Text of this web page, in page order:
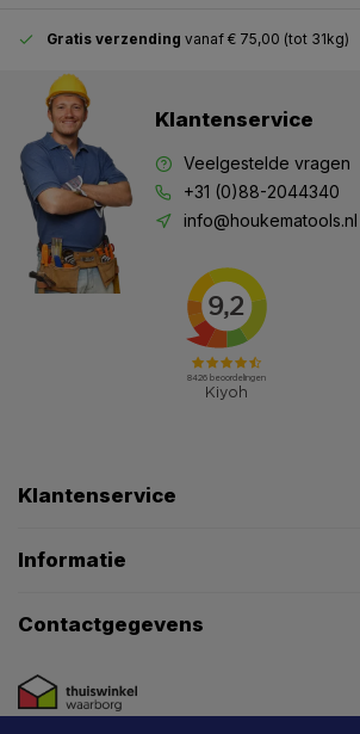
Gratis verzending vanaf € 75,00 (tot 31kg)
Klantenservice
Veelgestelde vragen
+31 (0)88-2044340
info@houkematools.nl
Klantenservice
Informatie
Contactgegevens